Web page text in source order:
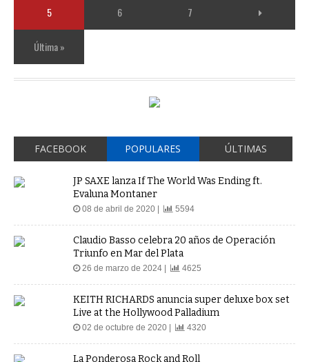
5 6 7
Última »
FACEBOOK POPULARES ÚLTIMAS
JP SAXE lanza If The World Was Ending ft.
Evaluna Montaner
08 de abril de 2020 | 5594
Claudio Basso celebra 20 años de Operación
Triunfo en Mar del Plata
26 de marzo de 2024 | 4625
KEITH RICHARDS anuncia super deluxe box set
Live at the Hollywood Palladium
02 de octubre de 2020 | 4320
La Ponderosa Rock and Roll